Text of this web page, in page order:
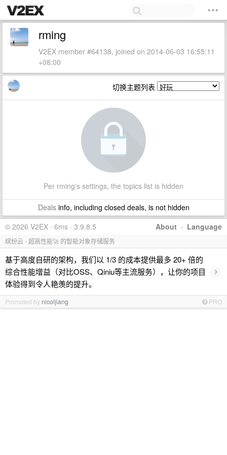
rming
V2EX member #64138, joined on 2014-06-03 16:55:11
+08:00
切换主题列表
Per rming's settings, the topics list is hidden
Dealsinfo, including closed deals, is not hidden
About · Language
© 2026 V2EX · 6ms · 3.9.8.5
缤纷云 - 超高性能🚀 的智能对象存储服务
基于高度自研的架构，我们以 1/3 的成本提供最多 20+ 倍的
综合性能增益（对比OSS、Qiniu等主流服务），让你的项目
体验得到令人艳羡的提升。
›
Promoted by nicoljiang PRO